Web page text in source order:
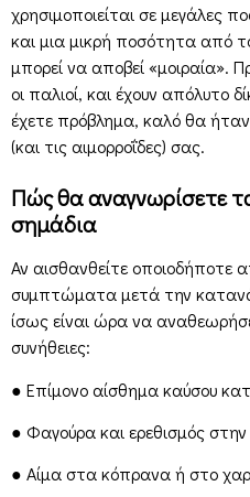
χρησιμοποιείται σε μεγάλες
και μια μικρή ποσότητα από
μπορεί να αποβεί «μοιραία».
οι παλιοί, και έχουν απόλυτο
έχετε πρόβλημα, καλό θα
(και τις αιμορροΐδες) σας.
Πώς θα αναγνωρίσετε
σημάδια
Αν αισθανθείτε
συμπτώματα μετά την
ίσως είναι ώρα να
συνήθειες:
● Επίμονο αίσθημα καύσου
● Φαγούρα και ερεθισμός
● Αίμα στα κόπρανα ή στο